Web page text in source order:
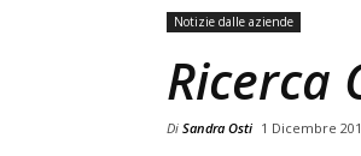
Notizie dalle aziende
Ricerca
Di Sandra Osti 1 Dicembre